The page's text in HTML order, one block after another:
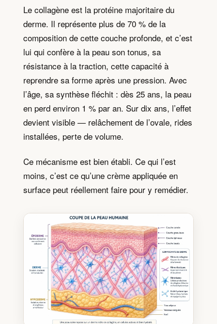
Le collagène est la protéine majoritaire du
derme. Il représente plus de 70 % de la
composition de cette couche profonde, et c’est
lui qui confère à la peau son tonus, sa
résistance à la traction, cette capacité à
reprendre sa forme après une pression. Avec
l’âge, sa synthèse fléchit : dès 25 ans, la peau
en perd environ 1 % par an. Sur dix ans, l’effet
devient visible — relâchement de l’ovale, rides
installées, perte de volume.
Ce mécanisme est bien établi. Ce qui l’est
moins, c’est ce qu’une crème appliquée en
surface peut réellement faire pour y remédier.